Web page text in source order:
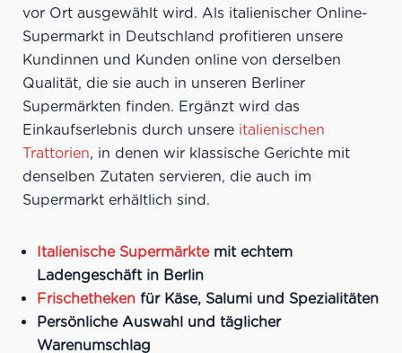
vor Ort ausgewählt wird. Als italienischer Online-
Supermarkt in Deutschland profitieren unsere
Kundinnen und Kunden online von derselben
Qualität, die sie auch in unseren Berliner
Supermärkten finden. Ergänzt wird das
Einkaufserlebnis durch unsere italienischen
Trattorien, in denen wir klassische Gerichte mit
denselben Zutaten servieren, die auch im
Supermarkt erhältlich sind.
Italienische Supermärktemit echtem
Ladengeschäft in Berlin
Frischetheken für Käse, Salumi und Spezialitäten
Persönliche Auswahl und täglicher
Warenumschlag